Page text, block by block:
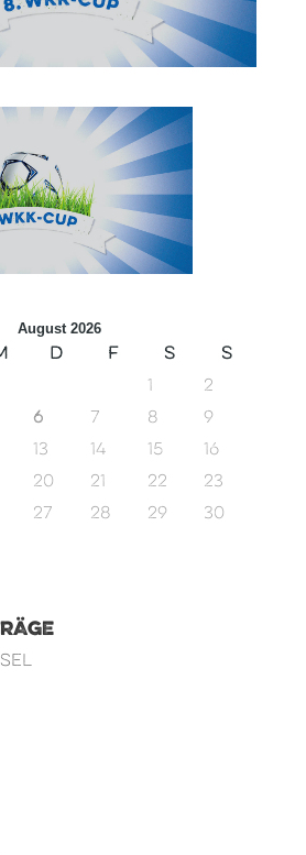
August 2026
D F S
S
1
2
6 7 8
9
13 14 15
16
20 21 22
23
27 28 29
30